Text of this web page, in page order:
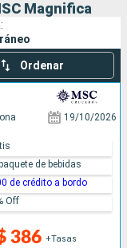
Magnifica
Ordenar
19/10/2026
386 +Tasas
de bebidas
de crédito a bordo
Off